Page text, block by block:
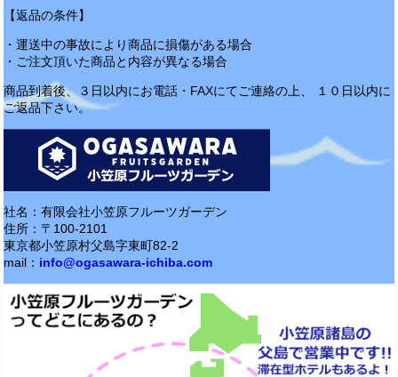
【返品の条件】
・運送中の事故により商品に損傷がある場合
・ご注文頂いた商品と内容が異なる場合
商品到着後、３日以内にお電話・FAXにてご連絡の上、 １０日以内に
ご返品下さい。
社名：有限会社小笠原フルーツガーデン
住所：〒100-2101
東京都小笠原村父島字東町82-2
mail： info@ogasawara-ichiba.com